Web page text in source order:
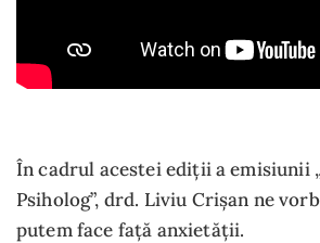
În cadrul acestei ediții a emisiunii
Psiholog”, drd. Liviu Crișan ne
putem face față anxietății.